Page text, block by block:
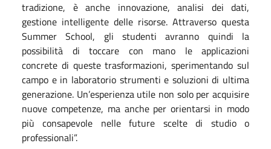
tradizione, è anche innovazione, analisi dei dati,
gestione intelligente delle risorse. Attraverso questa
Summer School, gli studenti avranno quindi la
possibilità di toccare con mano le applicazioni
concrete di queste trasformazioni, sperimentando sul
campo e in laboratorio strumenti e soluzioni di ultima
generazione. Un’esperienza utile non solo per acquisire
nuove competenze, ma anche per orientarsi in modo
più consapevole nelle future scelte di studio o
professionali”.